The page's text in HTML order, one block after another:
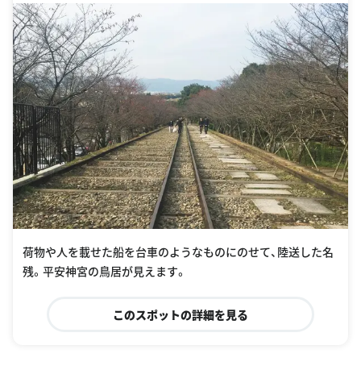
荷物や人を載せた船を台車のようなものにのせて、陸送した名
残。平安神宮の鳥居が見えます。
このスポットの詳細を見る